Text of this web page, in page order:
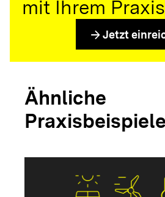
mit Ihrem
arrow_forward Jetzt
Ähnliche
Praxisbeispiele